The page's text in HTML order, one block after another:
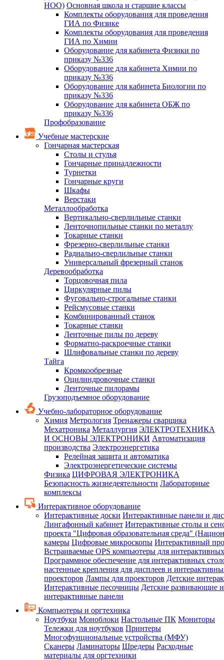
НОО) Основная школа и старшие классы
Комплекты оборудования для проведения
ГИА по Физике
Комплекты оборудования для проведения
ГИА по Химии
Оборудование для кабинета Физики по
приказу №336
Оборудование для кабинета Химии по
приказу №336
Оборудование для кабинета Биологии по
приказу №336
Оборудование для кабинета ОБЖ по
приказу №336
Профобразование
Учебные мастерские
Гончарная мастерская
Столы и стулья
Гончарные принадлежности
Турнетки
Гончарные круги
Шкафы
Верстаки
Металлообработка
Вертикально-сверлильные станки
Ленточнопильные станки по металлу
Токарные станки
Фрезерно-сверлильные станки
Радиально-сверлильные станки
Универсальный фрезерный станок
Деревообработка
Торцовочная пила
Циркулярные пилы
Фуговально-строгальные станки
Рейсмусовые станки
Комбинированный станок
Токарные станки
Ленточные пилы по дереву
Форматно-раскроечные станки
Шлифовальные станки по дереву
Тайга
Кромкообрезные
Оцилиндровочные станки
Ленточные пилорамы
Грузоподъемное оборудование
Учебно-лабораторное оборудование
Химия Метрология Тренажеры сварщика
Мехатроника Металлургия ЭЛЕКТРОТЕХНИКА
И ОСНОВЫ ЭЛЕКТРОНИКИ Автоматизация
производства Электроэнергетика
Релейная защита и автоматика
Электроэнергетические системы
Физика ЦИФРОВАЯ ЭЛЕКТРОНИКА
Безопасность жизнедеятельности Лабораторные
комплексы
Интерактивное оборудование
Интерактивные доски Интерактивные панели и
Лингафонный кабинет Интерактивные столы и
проекта "Цифровая образовательная среда"
камеры Цифровые микроскопы Интерактивный
Встраиваемые OPS компьютеры для
Программное обеспечение для интерактивных
настенные крепления для дисплеев и
проекторов Лампы для проекторов Детские
Интерактивные песочницы Детские развивающие
интерактивные панели
Компьютеры и оргтехника
Ноутбуки Моноблоки Настольные ПК Мониторы
Тележки для ноутбуков Принтеры
Многофунциональные устройства (МФУ)
Сканеры Ламинаторы Шредеры Расходные
материалы для оргтехники